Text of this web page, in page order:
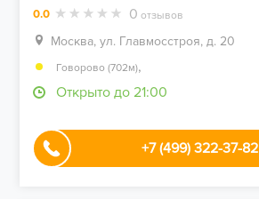
0.0 0 отзывов
Москва, ул. Главмосстроя, д. 20
Говорово (702м),
Открыто до 21:00
+7 (499) 322-37-82